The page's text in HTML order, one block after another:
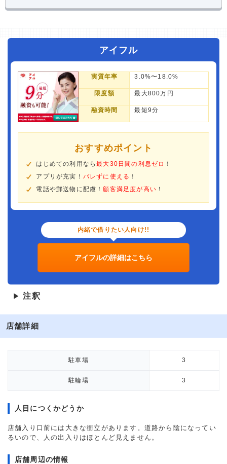
アイフル
実質年率 3.0%〜18.0%
限度額 最大800万円
融資時間 最短9分
おすすめポイント
はじめての利用なら最大30日間の利息ゼロ ！
アプリが充実！ バレずに使える ！
電話や郵送物に配慮！顧客満足度が高い ！
内緒で借りたい人向け!!
アイフルの詳細はこちら
▶ 注釈
店舗詳細
駐車場 3
駐輪場 3
人目につくかどうか
店舗入り口前には大きな衝立があります。道路から陰になってい
るいので、人の出入りはほとんど見えません。
店舗周辺の情報